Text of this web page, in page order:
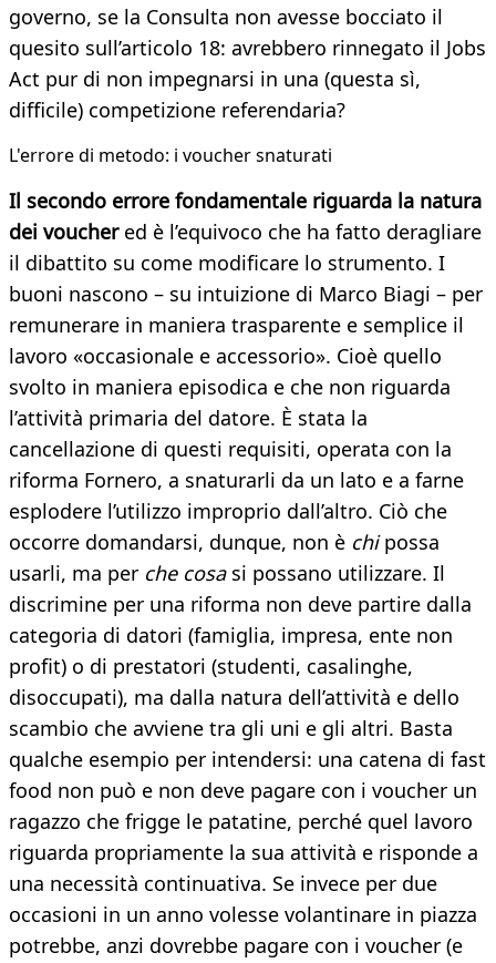
governo, se la Consulta non avesse bocciato il
quesito sull’articolo 18: avrebbero rinnegato il Jobs
Act pur di non impegnarsi in una (questa sì,
difficile) competizione referendaria?
L'errore di metodo: i voucher snaturati
Il secondo errore fondamentale riguarda la natura
dei vouchered è l’equivoco che ha fatto deragliare
il dibattito su come modificare lo strumento. I
buoni nascono – su intuizione di Marco Biagi – per
remunerare in maniera trasparente e semplice il
lavoro «occasionale e accessorio». Cioè quello
svolto in maniera episodica e che non riguarda
l’attività primaria del datore. È stata la
cancellazione di questi requisiti, operata con la
riforma Fornero, a snaturarli da un lato e a farne
esplodere l’utilizzo improprio dall’altro. Ciò che
occorre domandarsi, dunque, non è chipossa
usarli, ma per che cosasi possano utilizzare. Il
discrimine per una riforma non deve partire dalla
categoria di datori (famiglia, impresa, ente non
profit) o di prestatori (studenti, casalinghe,
disoccupati), ma dalla natura dell’attività e dello
scambio che avviene tra gli uni e gli altri. Basta
qualche esempio per intendersi: una catena di fast
food non può e non deve pagare con i voucher un
ragazzo che frigge le patatine, perché quel lavoro
riguarda propriamente la sua attività e risponde a
una necessità continuativa. Se invece per due
occasioni in un anno volesse volantinare in piazza
potrebbe, anzi dovrebbe pagare con i voucher (e